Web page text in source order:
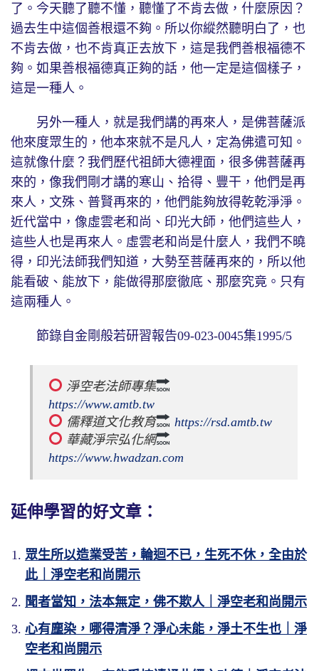
了。今天聽了聽不懂，聽懂了不肯去做，什麼原因？
過去生中這個善根還不夠。所以你縱然聽明白了，也
不肯去做，也不肯真正去放下，這是我們善根福德不
夠。如果善根福德真正夠的話，他一定是這個樣子，
這是一種人。
另外一種人，就是我們講的再來人，是佛菩薩派
他來度眾生的，他本來就不是凡人，定為佛遣可知。
這就像什麼？我們歷代祖師大德裡面，很多佛菩薩再
來的，像我們剛才講的寒山、拾得、豐干，他們是再
來人，文殊、普賢再來的，他們能夠放得乾乾淨淨。
近代當中，像虛雲老和尚、印光大師，他們這些人，
這些人也是再來人。虛雲老和尚是什麼人，我們不曉
得，印光法師我們知道，大勢至菩薩再來的，所以他
能看破、能放下，能做得那麼徹底、那麼究竟。只有
這兩種人。
節錄自金剛般若研習報告09-023-0045集1995/5
淨空老法師專集
https://www.amtb.tw
儒釋道文化教育
https://rsd.amtb.tw
華藏淨宗弘化網
https://www.hwadzan.com
延伸學習的好文章：
眾生所以造業受苦，輪迴不已，生死不休，全由於
此｜淨空老和尚開示
聞者當知，法本無定，佛不欺人｜淨空老和尚開示
心有塵染，哪得清淨？淨心未能，淨土不生也｜淨
空老和尚開示